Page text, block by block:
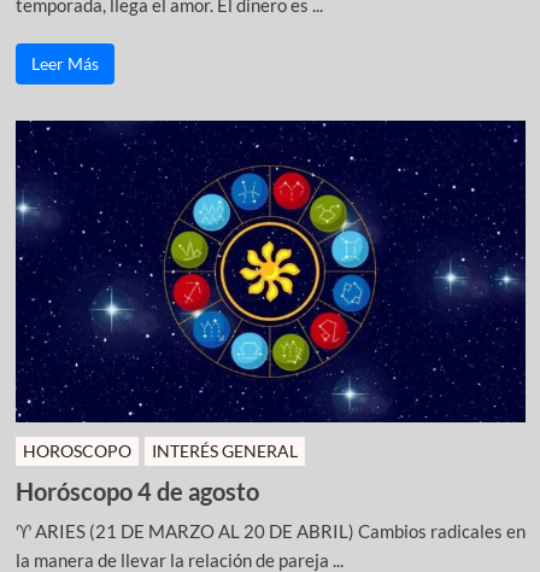
temporada, llega el amor. El dinero es ...
Leer Más
HOROSCOPO INTERÉS GENERAL
Horóscopo 4 de agosto
♈ ARIES (21 DE MARZO AL 20 DE ABRIL) Cambios radicales en
la manera de llevar la relación de pareja ...